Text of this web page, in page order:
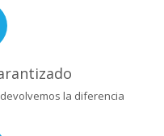
la diferencia